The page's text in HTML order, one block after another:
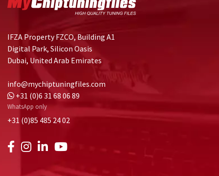
IFZA Property FZCO, Building A1
Digital Park, Silicon Oasis
Dubai, United Arab Emirates
info@mychiptuningfiles.com
+31 (0)6 31 68 06 89
WhatsApp only
+31 (0)85 485 24 02